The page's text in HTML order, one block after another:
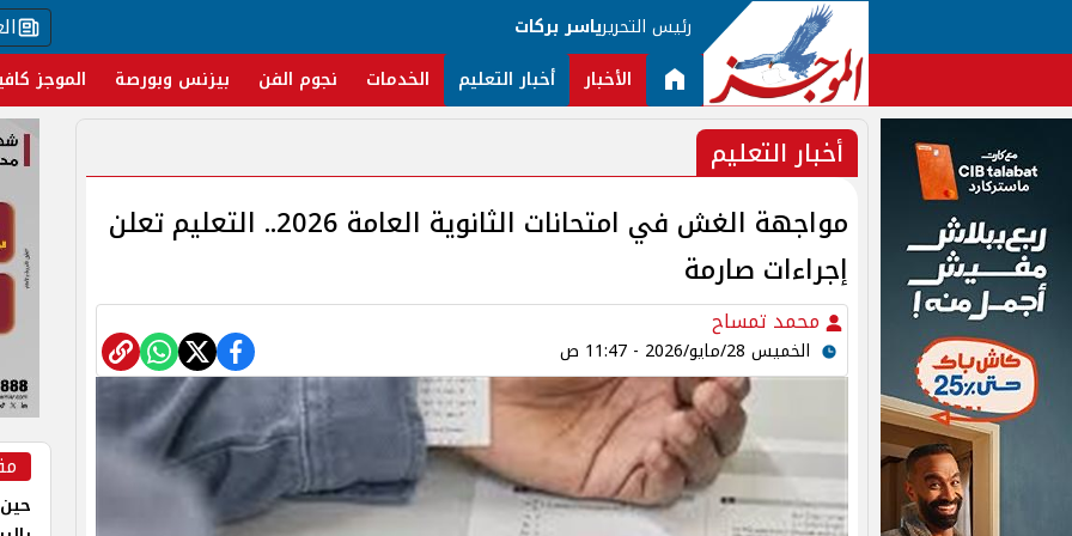
رئيس التحريرياسر بركات
الأخبار أخبار التعليم الخدمات نجوم الفن بيزنس وبورصة الموجز
أخبار التعليم
مواجهة الغش في امتحانات الثانوية العامة 2026.. التعليم تعلن
إجراءات صارمة
محمد تمساح
الخميس 28/مايو/2026 - 11:47 ص